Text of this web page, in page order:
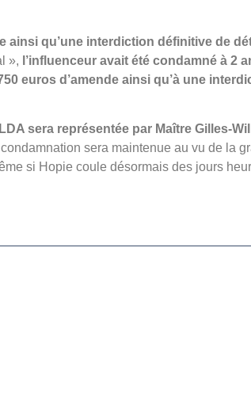
ainsi qu’une interdiction définitive de
», l’influenceur avait été condamné à 2
euros d’amende ainsi qu’à une
sera représentée par Maître Gilles-
sera maintenue au vu de la
si Hopie coule désormais des jours